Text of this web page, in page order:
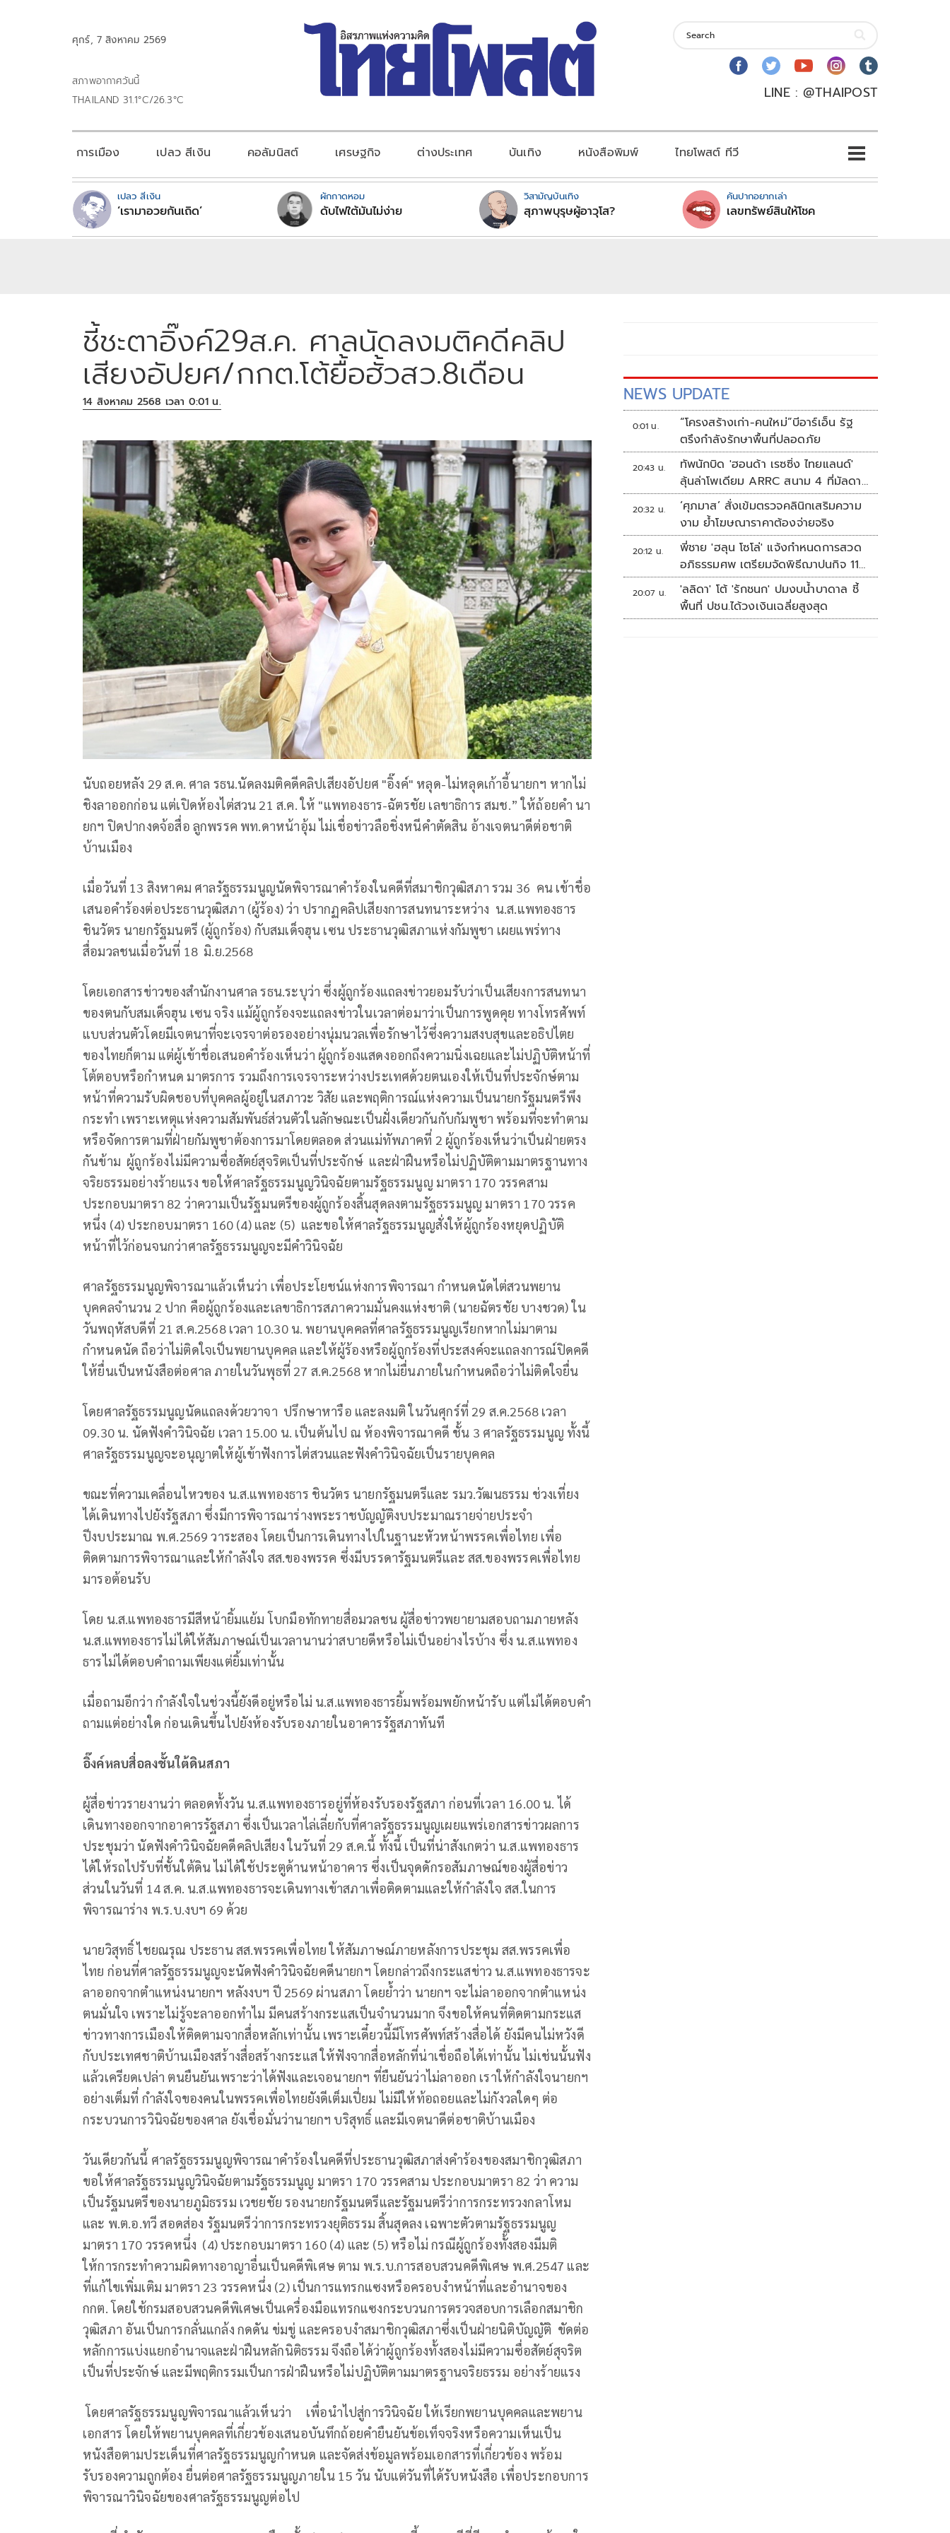
ศุกร์, 7 สิงหาคม 2569
สภาพอากาศวันนี้
THAILAND 31.1°C/26.3°C
LINE : @THAIPOST
การเมือง เปลว สีเงิน คอลัมนิสต์ เศรษฐกิจ ต่างประเทศ บันเทิง หนังสือพิมพ์ ไทยโพสต์ ทีวี
เปลว สีเงิน
‘เรามาอวยกันเถิด’
ผักกาดหอม
ดับไฟใต้มันไม่ง่าย
วิสามัญบันเทิง
สุภาพบุรุษผู้อาวุโส?
คันปากอยากเล่า
เลขทรัพย์สินให้โชค
ชี้ชะตาอิ๊งค์29ส.ค. ศาลนัดลงมติคดีคลิป
เสียงอัปยศ/กกต.โต้ยื้อฮั้วสว.8เดือน
14 สิงหาคม 2568 เวลา 0:01 น.
นับถอยหลัง 29 ส.ค. ศาล รธน.นัดลงมติคดีคลิปเสียงอัปยศ "อิ๊งค์" หลุด-ไม่หลุดเก้าอี้นายกฯ หากไม่
ชิงลาออกก่อน แต่เปิดห้องไต่สวน 21 ส.ค. ให้ "แพทองธาร-ฉัตรชัย เลขาธิการ สมช.” ให้ถ้อยคำ นา
ยกฯ ปิดปากงดจ้อสื่อ ลูกพรรค พท.ดาหน้าอุ้ม ไม่เชื่อข่าวลือชิ่งหนีคำตัดสิน อ้างเจตนาดีต่อชาติ
บ้านเมือง
เมื่อวันที่ 13 สิงหาคม ศาลรัฐธรรมนูญนัดพิจารณาคำร้องในคดีที่สมาชิกวุฒิสภา รวม 36 คน เข้าชื่อ
เสนอคำร้องต่อประธานวุฒิสภา (ผู้ร้อง) ว่า ปรากฏคลิปเสียงการสนทนาระหว่าง น.ส.แพทองธาร
ชินวัตร นายกรัฐมนตรี (ผู้ถูกร้อง) กับสมเด็จฮุน เซน ประธานวุฒิสภาแห่งกัมพูชา เผยแพร่ทาง
สื่อมวลชนเมื่อวันที่ 18 มิ.ย.2568
โดยเอกสารข่าวของสำนักงานศาล รธน.ระบุว่า ซึ่งผู้ถูกร้องแถลงข่าวยอมรับว่าเป็นเสียงการสนทนา
ของตนกับสมเด็จฮุน เซน จริง แม้ผู้ถูกร้องจะแถลงข่าวในเวลาต่อมาว่าเป็นการพูดคุย ทางโทรศัพท์
แบบส่วนตัวโดยมีเจตนาที่จะเจรจาต่อรองอย่างนุ่มนวลเพื่อรักษาไว้ซึ่งความสงบสุขและอธิปไตย
ของไทยก็ตาม แต่ผู้เข้าชื่อเสนอคำร้องเห็นว่า ผู้ถูกร้องแสดงออกถึงความนิ่งเฉยและไม่ปฏิบัติหน้าที่
โต้ตอบหรือกำหนด มาตรการ รวมถึงการเจรจาระหว่างประเทศด้วยตนเองให้เป็นที่ประจักษ์ตาม
หน้าที่ความรับผิดชอบที่บุคคลผู้อยู่ในสภาวะ วิสัย และพฤติการณ์แห่งความเป็นนายกรัฐมนตรีพึง
กระทำ เพราะเหตุแห่งความสัมพันธ์ส่วนตัวในลักษณะเป็นฝั่งเดียวกันกับกัมพูชา พร้อมที่จะทำตาม
หรือจัดการตามที่ฝ่ายกัมพูชาต้องการมาโดยตลอด ส่วนแม่ทัพภาคที่ 2 ผู้ถูกร้องเห็นว่าเป็นฝ่ายตรง
กันข้าม ผู้ถูกร้องไม่มีความซื่อสัตย์สุจริตเป็นที่ประจักษ์ และฝ่าฝืนหรือไม่ปฏิบัติตามมาตรฐานทาง
จริยธรรมอย่างร้ายแรง ขอให้ศาลรัฐธรรมนูญวินิจฉัยตามรัฐธรรมนูญ มาตรา 170 วรรคสาม
ประกอบมาตรา 82 ว่าความเป็นรัฐมนตรีของผู้ถูกร้องสิ้นสุดลงตามรัฐธรรมนูญ มาตรา 170 วรรค
หนึ่ง (4) ประกอบมาตรา 160 (4) และ (5) และขอให้ศาลรัฐธรรมนูญสั่งให้ผู้ถูกร้องหยุดปฏิบัติ
หน้าที่ไว้ก่อนจนกว่าศาลรัฐธรรมนูญจะมีคำวินิจฉัย
ศาลรัฐธรรมนูญพิจารณาแล้วเห็นว่า เพื่อประโยชน์แห่งการพิจารณา กำหนดนัดไต่สวนพยาน
บุคคลจำนวน 2 ปาก คือผู้ถูกร้องและเลขาธิการสภาความมั่นคงแห่งชาติ (นายฉัตรชัย บางชวด) ใน
วันพฤหัสบดีที่ 21 ส.ค.2568 เวลา 10.30 น. พยานบุคคลที่ศาลรัฐธรรมนูญเรียกหากไม่มาตาม
กำหนดนัด ถือว่าไม่ติดใจเป็นพยานบุคคล และให้ผู้ร้องหรือผู้ถูกร้องที่ประสงค์จะแถลงการณ์ปิดคดี
ให้ยื่นเป็นหนังสือต่อศาล ภายในวันพุธที่ 27 ส.ค.2568 หากไม่ยื่นภายในกำหนดถือว่าไม่ติดใจยื่น
โดยศาลรัฐธรรมนูญนัดแถลงด้วยวาจา ปรึกษาหารือ และลงมติ ในวันศุกร์ที่ 29 ส.ค.2568 เวลา
09.30 น. นัดฟังคำวินิจฉัย เวลา 15.00 น. เป็นต้นไป ณ ห้องพิจารณาคดี ชั้น 3 ศาลรัฐธรรมนูญ ทั้งนี้
ศาลรัฐธรรมนูญจะอนุญาตให้ผู้เข้าฟังการไต่สวนและฟังคำวินิจฉัยเป็นรายบุคคล
ขณะที่ความเคลื่อนไหวของ น.ส.แพทองธาร ชินวัตร นายกรัฐมนตรีและ รมว.วัฒนธรรม ช่วงเที่ยง
ได้เดินทางไปยังรัฐสภา ซึ่งมีการพิจารณาร่างพระราชบัญญัติงบประมาณรายจ่ายประจำ
ปีงบประมาณ พ.ศ.2569 วาระสอง โดยเป็นการเดินทางไปในฐานะหัวหน้าพรรคเพื่อไทย เพื่อ
ติดตามการพิจารณาและให้กําลังใจ สส.ของพรรค ซึ่งมีบรรดารัฐมนตรีและ สส.ของพรรคเพื่อไทย
มารอต้อนรับ
โดย น.ส.แพทองธารมีสีหน้ายิ้มแย้ม โบกมือทักทายสื่อมวลชน ผู้สื่อข่าวพยายามสอบถามภายหลัง
น.ส.แพทองธารไม่ได้ให้สัมภาษณ์เป็นเวลานานว่าสบายดีหรือไม่เป็นอย่างไรบ้าง ซึ่ง น.ส.แพทอง
ธารไม่ได้ตอบคําถามเพียงแต่ยิ้มเท่านั้น
เมื่อถามอีกว่า กําลังใจในช่วงนี้ยังดีอยู่หรือไม่ น.ส.แพทองธารยิ้มพร้อมพยักหน้ารับ แต่ไม่ได้ตอบคํา
ถามแต่อย่างใด ก่อนเดินขึ้นไปยังห้องรับรองภายในอาคารรัฐสภาทันที
อิ๊งค์หลบสื่อลงชั้นใต้ดินสภา
ผู้สื่อข่าวรายงานว่า ตลอดทั้งวัน น.ส.แพทองธารอยู่ที่ห้องรับรองรัฐสภา ก่อนที่เวลา 16.00 น. ได้
เดินทางออกจากอาคารรัฐสภา ซึ่งเป็นเวลาไล่เลี่ยกับที่ศาลรัฐธรรมนูญเผยแพร่เอกสารข่าวผลการ
ประชุมว่า นัดฟังคำวินิจฉัยคดีคลิปเสียง ในวันที่ 29 ส.ค.นี้ ทั้งนี้ เป็นที่น่าสังเกตว่า น.ส.แพทองธาร
ได้ให้รถไปรับที่ชั้นใต้ดิน ไม่ได้ใช้ประตูด้านหน้าอาคาร ซึ่งเป็นจุดดักรอสัมภาษณ์ของผู้สื่อข่าว
ส่วนในวันที่ 14 ส.ค. น.ส.แพทองธารจะเดินทางเข้าสภาเพื่อติดตามและให้กำลังใจ สส.ในการ
พิจารณาร่าง พ.ร.บ.งบฯ 69 ด้วย
นายวิสุทธิ์ ไชยณรุณ ประธาน สส.พรรคเพื่อไทย ให้สัมภาษณ์ภายหลังการประชุม สส.พรรคเพื่อ
ไทย ก่อนที่ศาลรัฐธรรมนูญจะนัดฟังคำวินิจฉัยคดีนายกฯ โดยกล่าวถึงกระแสข่าว น.ส.แพทองธารจะ
ลาออกจากตําแหน่งนายกฯ หลังงบฯ ปี 2569 ผ่านสภา โดยย้ำว่า นายกฯ จะไม่ลาออกจากตําแหน่ง
ตนมั่นใจ เพราะไม่รู้จะลาออกทําไม มีคนสร้างกระแสเป็นจํานวนมาก จึงขอให้คนที่ติดตามกระแส
ข่าวทางการเมืองให้ติดตามจากสื่อหลักเท่านั้น เพราะเดี๋ยวนี้มีโทรศัพท์สร้างสื่อได้ ยังมีคนไม่หวังดี
กับประเทศชาติบ้านเมืองสร้างสื่อสร้างกระแส ให้ฟังจากสื่อหลักที่น่าเชื่อถือได้เท่านั้น ไม่เช่นนั้นฟัง
แล้วเครียดเปล่า ตนยืนยันเพราะว่าได้ฟังและเจอนายกฯ ที่ยืนยันว่าไม่ลาออก เราให้กําลังใจนายกฯ
อย่างเต็มที่ กําลังใจของคนในพรรคเพื่อไทยยังดีเต็มเปี่ยม ไม่มีให้ท้อถอยและไม่กังวลใดๆ ต่อ
กระบวนการวินิจฉัยของศาล ยังเชื่อมั่นว่านายกฯ บริสุทธิ์ และมีเจตนาดีต่อชาติบ้านเมือง
วันเดียวกันนี้ ศาลรัฐธรรมนูญพิจารณาคำร้องในคดีที่ประธานวุฒิสภาส่งคำร้องของสมาชิกวุฒิสภา
ขอให้ศาลรัฐธรรมนูญวินิจฉัยตามรัฐธรรมนูญ มาตรา 170 วรรคสาม ประกอบมาตรา 82 ว่า ความ
เป็นรัฐมนตรีของนายภูมิธรรม เวชยชัย รองนายกรัฐมนตรีและรัฐมนตรีว่าการกระทรวงกลาโหม
และ พ.ต.อ.ทวี สอดส่อง รัฐมนตรีว่าการกระทรวงยุติธรรม สิ้นสุดลง เฉพาะตัวตามรัฐธรรมนูญ
มาตรา 170 วรรคหนึ่ง (4) ประกอบมาตรา 160 (4) และ (5) หรือไม่ กรณีผู้ถูกร้องทั้งสองมีมติ
ให้การกระทำความผิดทางอาญาอื่นเป็นคดีพิเศษ ตาม พ.ร.บ.การสอบสวนคดีพิเศษ พ.ศ.2547 และ
ที่แก้ไขเพิ่มเติม มาตรา 23 วรรคหนึ่ง (2) เป็นการแทรกแซงหรือครอบงำหน้าที่และอำนาจของ
กกต. โดยใช้กรมสอบสวนคดีพิเศษเป็นเครื่องมือแทรกแซงกระบวนการตรวจสอบการเลือกสมาชิก
วุฒิสภา อันเป็นการกลั่นแกล้ง กดดัน ข่มขู่ และครอบงำสมาชิกวุฒิสภาซึ่งเป็นฝ่ายนิติบัญญัติ ขัดต่อ
หลักการแบ่งแยกอำนาจและฝ่าฝืนหลักนิติธรรม จึงถือได้ว่าผู้ถูกร้องทั้งสองไม่มีความซื่อสัตย์สุจริต
เป็นที่ประจักษ์ และมีพฤติกรรมเป็นการฝ่าฝืนหรือไม่ปฏิบัติตามมาตรฐานจริยธรรม อย่างร้ายแรง
โดยศาลรัฐธรรมนูญพิจารณาแล้วเห็นว่า เพื่อนำไปสู่การวินิจฉัย ให้เรียกพยานบุคคลและพยาน
เอกสาร โดยให้พยานบุคคลที่เกี่ยวข้องเสนอบันทึกถ้อยคำยืนยันข้อเท็จจริงหรือความเห็นเป็น
หนังสือตามประเด็นที่ศาลรัฐธรรมนูญกำหนด และจัดส่งข้อมูลพร้อมเอกสารที่เกี่ยวข้อง พร้อม
รับรองความถูกต้อง ยื่นต่อศาลรัฐธรรมนูญภายใน 15 วัน นับแต่วันที่ได้รับหนังสือ เพื่อประกอบการ
พิจารณาวินิจฉัยของศาลรัฐธรรมนูญต่อไป
NEWS UPDATE
0:01 น.
“โครงสร้างเก่า-คนใหม่”บีอาร์เอ็น รัฐ
ตรึงกำลังรักษาพื้นที่ปลอดภัย
20:43 น.
ทัพนักบิด 'ฮอนด้า เรซซิ่ง ไทยแลนด์'
ลุ้นล่าโพเดียม ARRC สนาม 4 ที่มัลดาลิ
กา
20:32 น.
‘ศุภมาส’ สั่งเข้มตรวจคลินิกเสริมความ
งาม ย้ำโฆษณาราคาต้องจ่ายจริง
20:12 น.
พี่ชาย 'ฮลุน โซโล่' แจ้งกำหนดการสวด
อภิธรรมศพ เตรียมจัดพิธีฌาปนกิจ 11
ส.ค.
20:07 น.
'ลลิดา' โต้ 'รักชนก' ปมงบน้ำบาดาล ชี้
พื้นที่ ปชน.ได้วงเงินเฉลี่ยสูงสุด